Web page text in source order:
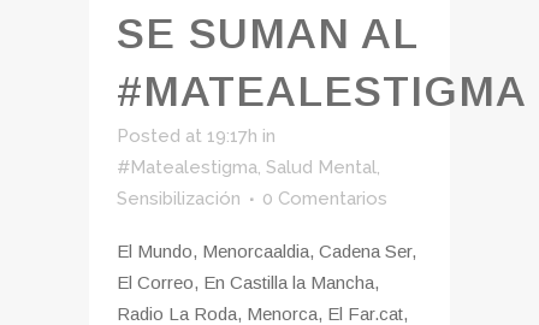
SE SUMAN AL
#MATEALESTIGMA
Posted at 19:17h in
#Matealestigma Salud Mental
Sensibilización
0 Comentarios
El Mundo, Menorcaaldia, Cadena Ser,
El Correo, En Castilla la Mancha,
Radio La Roda, Menorca, El Far.cat,